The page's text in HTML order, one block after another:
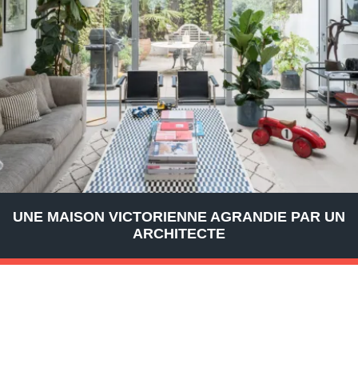
UNE MAISON VICTORIENNE AGRANDIE PAR UN
ARCHITECTE